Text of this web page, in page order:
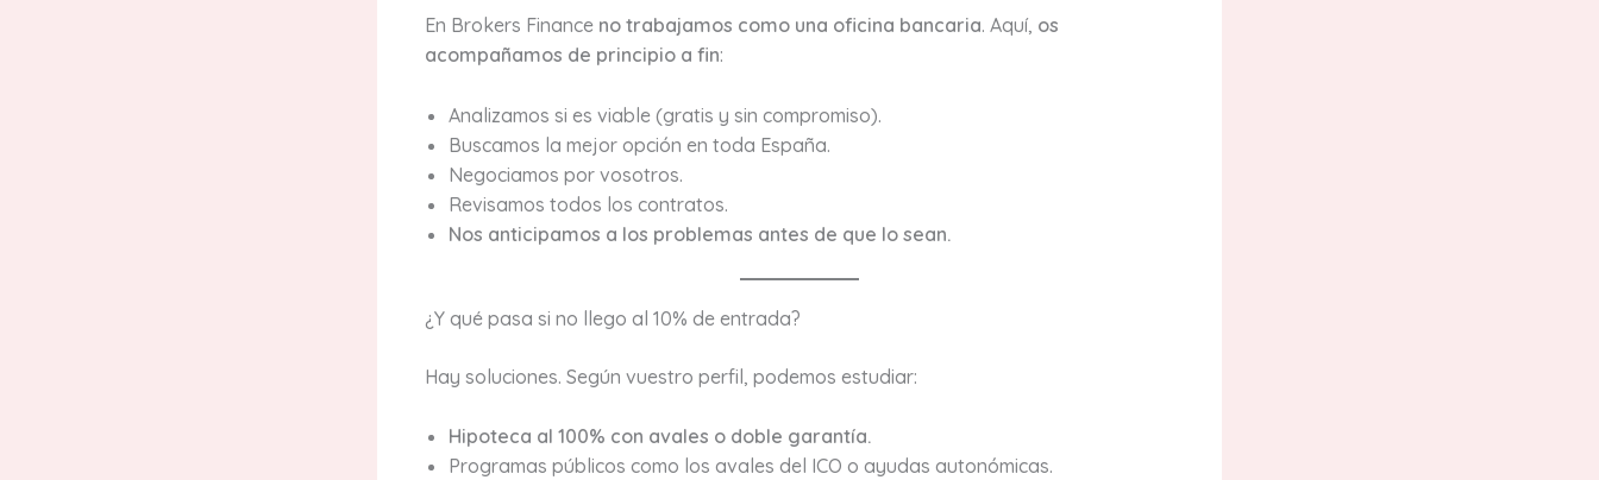
En Brokers Finance no trabajamos como una oficina bancaria. Aquí, os
acompañamos de principio a fin:
Analizamos si es viable (gratis y sin compromiso).
Buscamos la mejor opción en toda España.
Negociamos por vosotros.
Revisamos todos los contratos.
Nos anticipamos a los problemas antes de que lo sean.
¿Y qué pasa si no llego al 10% de entrada?
Hay soluciones. Según vuestro perfil, podemos estudiar:
Hipoteca al 100% con avales o doble garantía.
Programas públicos como los avales del ICO o ayudas autonómicas.